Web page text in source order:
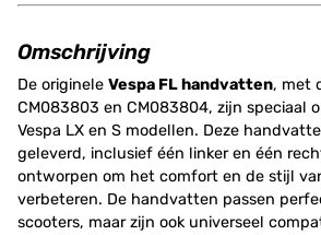
Omschrijving
De originele Vespa FL handvatten, met
CM083803 en CM083804, zijn speciaal
Vespa LX en S modellen. Deze
geleverd, inclusief één linker en één
ontworpen om het comfort en de stijl
verbeteren. De handvatten passen
scooters, maar zijn ook universeel